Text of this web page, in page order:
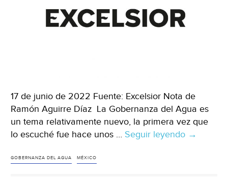
17 de junio de 2022 Fuente: Excelsior Nota de
Ramón Aguirre Díaz La Gobernanza del Agua es
un tema relativamente nuevo, la primera vez que
lo escuché fue hace unos … Seguir leyendo México-
→
GOBERNANZA DEL AGUA MÉXICO